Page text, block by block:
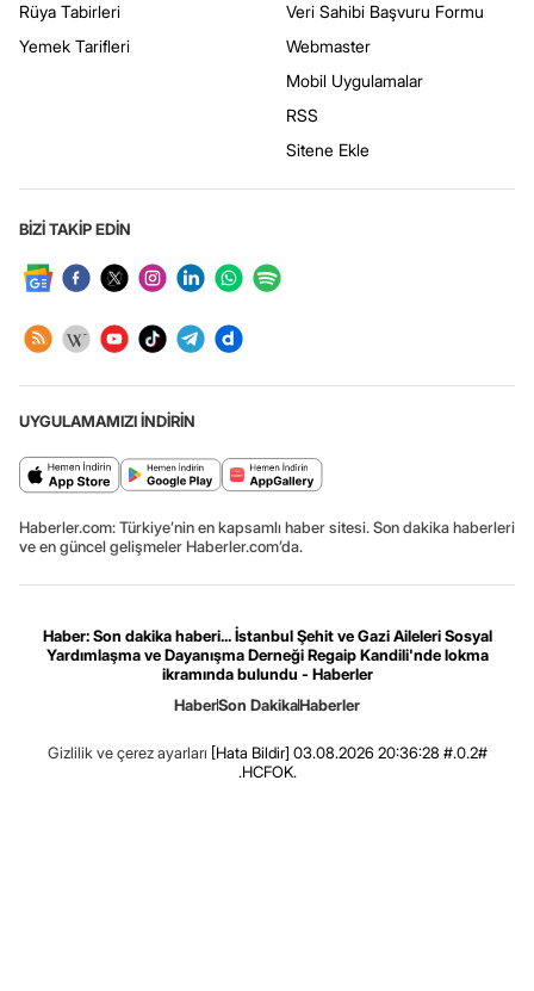
Rüya Tabirleri
Yemek Tarifleri
Veri Sahibi Başvuru Formu
Webmaster
Mobil Uygulamalar
RSS
Sitene Ekle
BİZİ TAKİP EDİN
UYGULAMAMIZI İNDİRİN
Haberler.com: Türkiye’nin en kapsamlı haber sitesi. Son dakika haberleri
ve en güncel gelişmeler Haberler.com’da.
Haber: Son dakika haberi... İstanbul Şehit ve Gazi Aileleri Sosyal
Yardımlaşma ve Dayanışma Derneği Regaip Kandili'nde lokma
ikramında bulundu - Haberler
HaberSon DakikaHaberler
Gizlilik ve çerez ayarları [Hata Bildir] 03.08.2026 20:36:28 #.0.2#
.HCFOK.